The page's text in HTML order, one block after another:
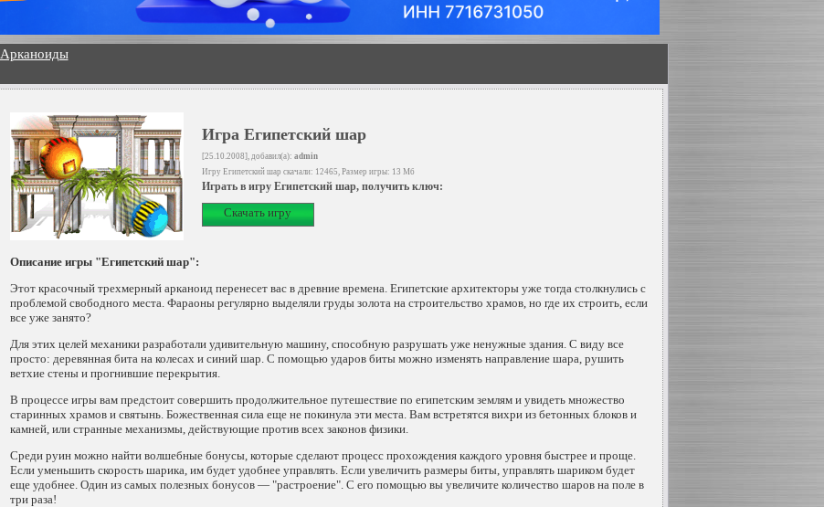
Арканоиды
Игра Египетский шар
[25.10.2008], добавил(а): admin
Игру Египетский шар скачали: 12465, Размер игры: 13 Мб
Играть в игру Египетский шар, получить ключ:
Скачать игру
Описание игры "Египетский шар":
Этот красочный трехмерный арканоид перенесет вас в древние времена. Египетские архитекторы уже тогда столкнулись с
проблемой свободного места. Фараоны регулярно выделяли груды золота на строительство храмов, но где их строить, если
все уже занято?
Для этих целей механики разработали удивительную машину, способную разрушать уже ненужные здания. С виду все
просто: деревянная бита на колесах и синий шар. С помощью ударов биты можно изменять направление шара, рушить
ветхие стены и прогнившие перекрытия.
В процессе игры вам предстоит совершить продолжительное путешествие по египетским землям и увидеть множество
старинных храмов и святынь. Божественная сила еще не покинула эти места. Вам встретятся вихри из бетонных блоков и
камней, или странные механизмы, действующие против всех законов физики.
Среди руин можно найти волшебные бонусы, которые сделают процесс прохождения каждого уровня быстрее и проще.
Если уменьшить скорость шарика, им будет удобнее управлять. Если увеличить размеры биты, управлять шариком будет
еще удобнее. Один из самых полезных бонусов — "растроение". С его помощью вы увеличите количество шаров на поле в
три раза!